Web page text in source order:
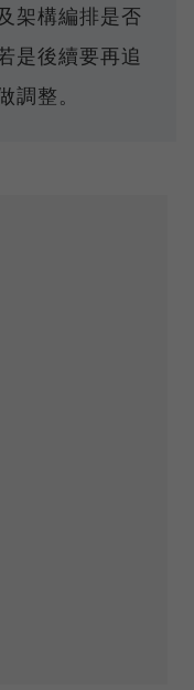
架構編排是否
是後續要再追
調整。